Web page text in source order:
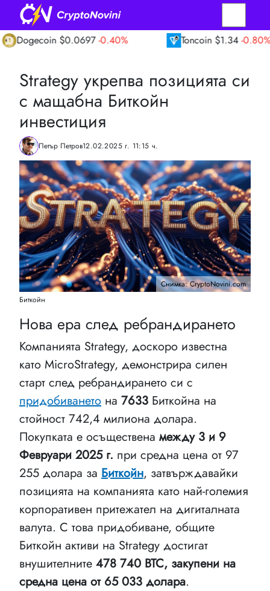
$0.0697 -0.40% Toncoin $1.34 -0.80%
Strategy укрепва позицията си
с мащабна Биткойн
инвестиция
Петър Петров12.02.2025 г. 11:15 ч.
Снимка: CryptoNovini.com
Биткойн
Нова ера след ребрандирането
Компанията Strategy, доскоро известна
като MicroStrategy, демонстрира силен
старт след ребрандирането си с
придобиването на 7633 Биткойна на
стойност 742,4 милиона долара.
Покупката е осъществена между 3 и 9
Февруари 2025 г. при средна цена от 97
255 долара за Биткойн, затвърждавайки
позицията на компанията като най-големия
корпоративен притежател на дигиталната
валута. С това придобиване, общите
Биткойн активи на Strategy достигат
внушителните 478 740 BTC, закупени на
средна цена от 65 033 долара.